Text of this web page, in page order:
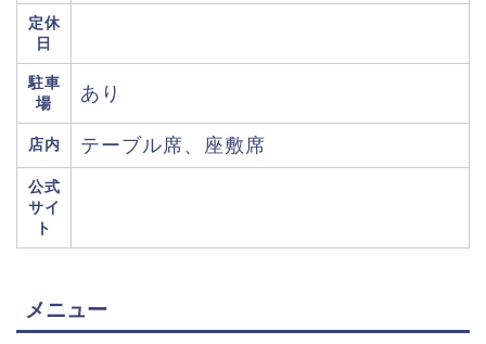
定休
日
駐車
場
あり
店内 テーブル席、座敷席
公式
サイ
ト
メニュー